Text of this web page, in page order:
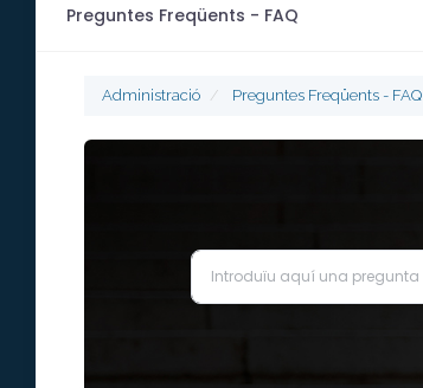
Preguntes Freqüents - FAQ
Administració Preguntes Freqüents - FAQ